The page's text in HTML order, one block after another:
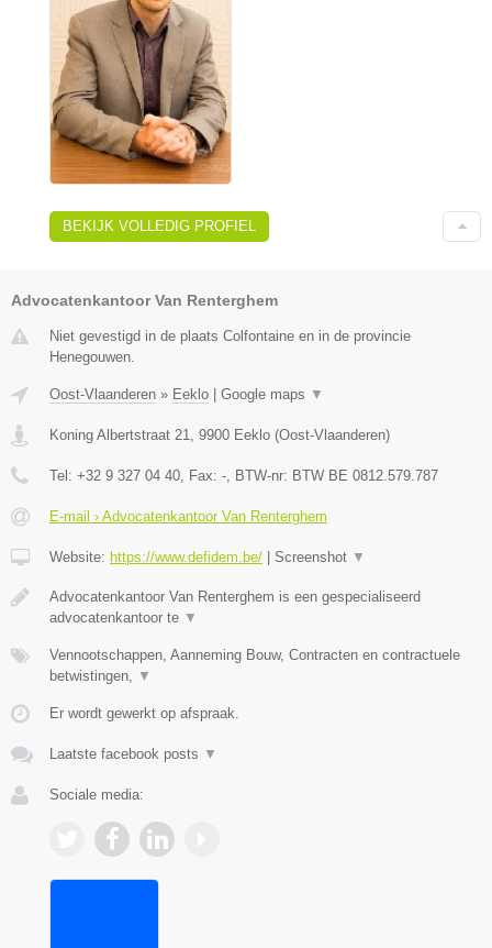
BEKIJK VOLLEDIG PROFIEL
Advocatenkantoor Van Renterghem
Niet gevestigd in de plaats Colfontaine en in de provincie
Henegouwen.
Oost-Vlaanderen » Eeklo Google maps ▼
Koning Albertstraat 21 9900 Eeklo (Oost-Vlaanderen)
Tel: +32 9 327 04 40 , Fax: - , BTW-nr: BTW BE 0812.579.787
E-mail › Advocatenkantoor Van Renterghem
Website: https://www.defidem.be/ Screenshot ▼
Advocatenkantoor Van Renterghem is een gespecialiseerd
advocatenkantoor te ▼
Vennootschappen, Aanneming Bouw, Contracten en contractuele
betwistingen,
▼
Er wordt gewerkt op afspraak.
Laatste facebook posts ▼
Sociale media: